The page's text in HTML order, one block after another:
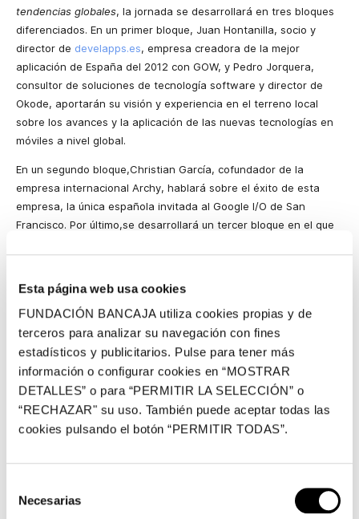
Esta página web usa cookies
FUNDACIÓN BANCAJA utiliza cookies propias y de
terceros para analizar su navegación con fines
estadísticos y publicitarios. Pulse para tener más
información o configurar cookies en “MOSTRAR
DETALLES” o para “PERMITIR LA SELECCIÓN” o
“RECHAZAR" su uso. También puede aceptar todas las
cookies pulsando el botón “PERMITIR TODAS”.
Necesarias
tendencias globales, la jornada se desarrollará en tres bloques
diferenciados. En un primer bloque, Juan Hontanilla, socio y
director de develapps.es, empresa creadora de la mejor
aplicación de España del 2012 con GOW, y Pedro Jorquera,
consultor de soluciones de tecnología software y director de
Okode, aportarán su visión y experiencia en el terreno local
sobre los avances y la aplicación de las nuevas tecnologías en
móviles a nivel global.
En un segundo bloque,Christian García, cofundador de la
empresa internacional Archy, hablará sobre el éxito de esta
empresa, la única española invitada al Google I/O de San
Francisco. Por último,se desarrollará un tercer bloque en el que
La jornada se desarrollará el próximo martes, 25 de junio, a las
17:00 horas, en el Centro Cultural Bancaja de Valencia. La
entrada es gratuita, pero limitada al aforo de la sala, por lo que
se requiere inscripción previa, que puede realizarse en la web
LOS PONENTES
Juan Hontanilla
comomensamatic.com
ser programador en iOS y Android. Desde el área de Develapps